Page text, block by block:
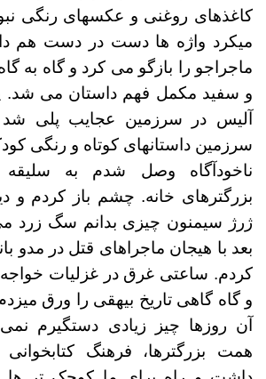
کاغذهای روغنی و عکسهای رنگی
میکرد واژه ها دست در دست هم
ماجراجو را بازگو می کرد و گاه به
و سفید مکمل فهم داستان می شد.
آلیس در سرزمین عجایب پلی شد
سرزمین داستانهای کوتاه و رنگی
ناخودآگاه وصل شدم به سلیقه
بزرگترهای خانه. چشم باز کردم و
ژرژ سیمنون چیزی بدانم سگ زرد
بعد با هیجان ماجراهای قتل در مدو
کردم. ساعتی غرق در غزلیات
و گاه گاهیتاریخ بیهقی را ورق
آن روزها چیز زیادی دستگیرم
همت بزرگترها، فرهنگ